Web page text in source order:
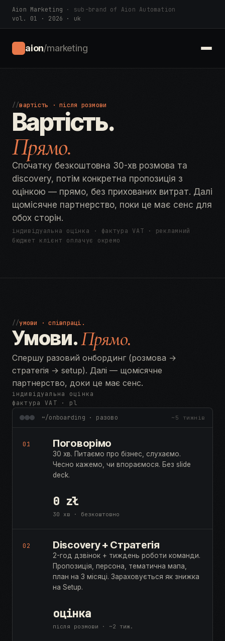
Aion Marketing
· sub-brand of Aion Automation
vol. 01 · 2026 · uk
aion/marketing
//вартість · після розмови
Вартість.
Прямо.
Спочатку безкоштовна 30-хв розмова та
discovery, потім конкретна пропозиція з
оцінкою — прямо, без прихованих витрат. Далі
щомісячне партнерство, поки це має сенс для
обох сторін.
індивідуальна оцінка · фактура VAT · рекламний
бюджет клієнт оплачує окремо
//умови · співпраці.
Умови.Прямо.
Спершу разовий онбординг (розмова →
стратегія → setup). Далі — щомісячне
партнерство, доки це має сенс.
індивідуальна оцінка
фактура VAT · pl
~/onboarding · разово
~5 тижнів
01 Поговорімо
30 хв. Питаємо про бізнес, слухаємо.
Чесно кажемо, чи впораємося. Без slide
deck.
0 zł
30 хв · безкоштовно
02 Discovery + Стратегія
2-год дзвінок + тиждень роботи команди.
Пропозиція, персона, тематична мапа,
план на 3 місяці. Зараховується як знижка
на Setup.
оцінка
після розмови · ~2 тиж.